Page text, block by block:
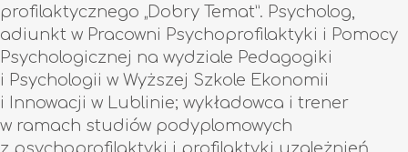
profilaktycznego „Dobry Temat”. Psycholog,
adiunkt w Pracowni Psychoprofilaktyki i Pomocy
Psychologicznej na wydziale Pedagogiki
i Psychologii w Wyższej Szkole Ekonomii
i Innowacji w Lublinie; wykładowca i trener
w ramach studiów podyplomowych